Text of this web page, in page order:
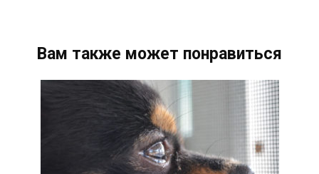
Вам также может понравиться